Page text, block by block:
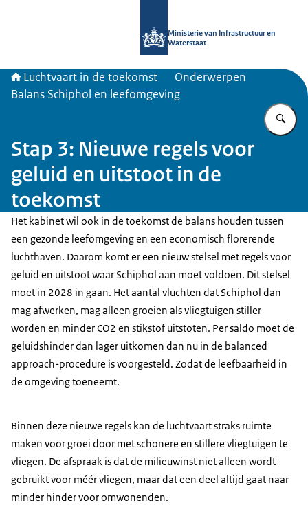
Ministerie van Infrastructuur en
Waterstaat
Luchtvaart in de toekomst
Onderwerpen
Balans Schiphol en leefomgeving
Stap 3: Nieuwe regels voor
geluid en uitstoot in de
toekomst
Het kabinet wil ook in de toekomst de balans houden tussen
een gezonde leefomgeving en een economisch florerende
luchthaven. Daarom komt er een nieuw stelsel met regels voor
geluid en uitstoot waar Schiphol aan moet voldoen. Dit stelsel
moet in 2028 in gaan. Het aantal vluchten dat Schiphol dan
mag afwerken, mag alleen groeien als vliegtuigen stiller
worden en minder CO2 en stikstof uitstoten. Per saldo moet de
geluidshinder dan lager uitkomen dan nu in de balanced
approach-procedure is voorgesteld. Zodat de leefbaarheid in
de omgeving toeneemt.
Binnen deze nieuwe regels kan de luchtvaart straks ruimte
maken voor groei door met schonere en stillere vliegtuigen te
vliegen. De afspraak is dat de milieuwinst niet alleen wordt
gebruikt voor méér vliegen, maar dat een deel altijd gaat naar
minder hinder voor omwonenden.